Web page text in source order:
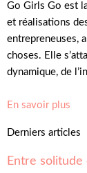
Go Girls Go est
et réalisations
entrepreneuses,
choses. Elle
dynamique, de
En savoir plus
Derniers articles
Entre